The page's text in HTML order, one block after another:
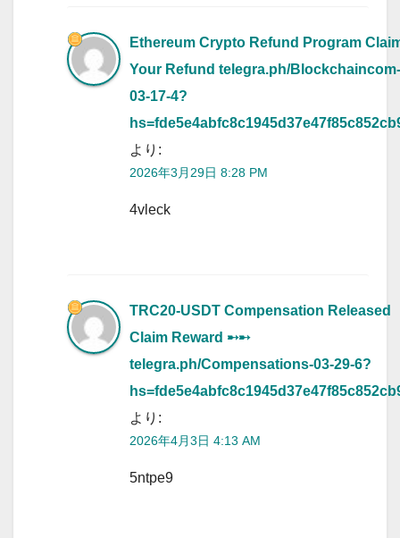
Ethereum Crypto Refund Program
Your Refund telegra.ph/Blockchaincom-
03-17-4?
より:
2026年3月29日 8:28 PM
4vleck
TRC20-USDT Compensation Released
Claim Reward ➸➸
telegra.ph/Compensations-03-29-6?
より:
2026年4月3日 4:13 AM
5ntpe9